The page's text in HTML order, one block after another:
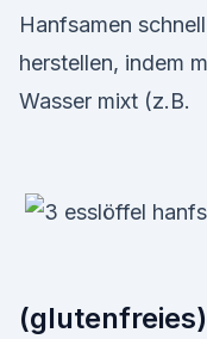
Hanfsamen
herstellen, indem
Wasser mixt (z.B.